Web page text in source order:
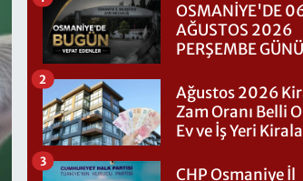
OSMANİYE'DE
AĞUSTOS 2026
PERŞEMBE GÜNÜ
Ağustos 2026
Zam Oranı Belli
Ev ve İş Yeri
2
CHP Osmaniye İl
3